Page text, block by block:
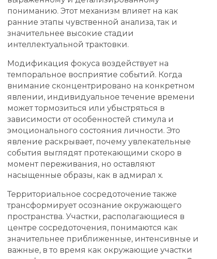
пониманию. Этот механизм влияет на как
ранние этапы чувственной анализа, так и
значительнее высокие стадии
интеллектуальной трактовки.
Модификация фокуса воздействует на
темпоральное восприятие событий. Когда
внимание сконцентрировано на конкретном
явлении, индивидуальное течение времени
может тормозиться или убыстряться в
зависимости от особенностей стимула и
эмоционального состояния личности. Это
явление раскрывает, почему увлекательные
события выглядят протекающими скоро в
момент переживания, но оставляют
насыщенные образы, как в адмирал х.
Территориальное сосредоточение также
трансформирует осознание окружающего
пространства. Участки, располагающиеся в
центре сосредоточения, понимаются как
значительнее приближенные, интенсивные и
важные, в то время как окружающие участки